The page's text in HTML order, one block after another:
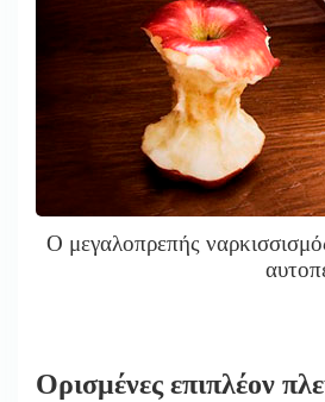
Ο μεγαλοπρεπής
Ορισμένες επιπλέον